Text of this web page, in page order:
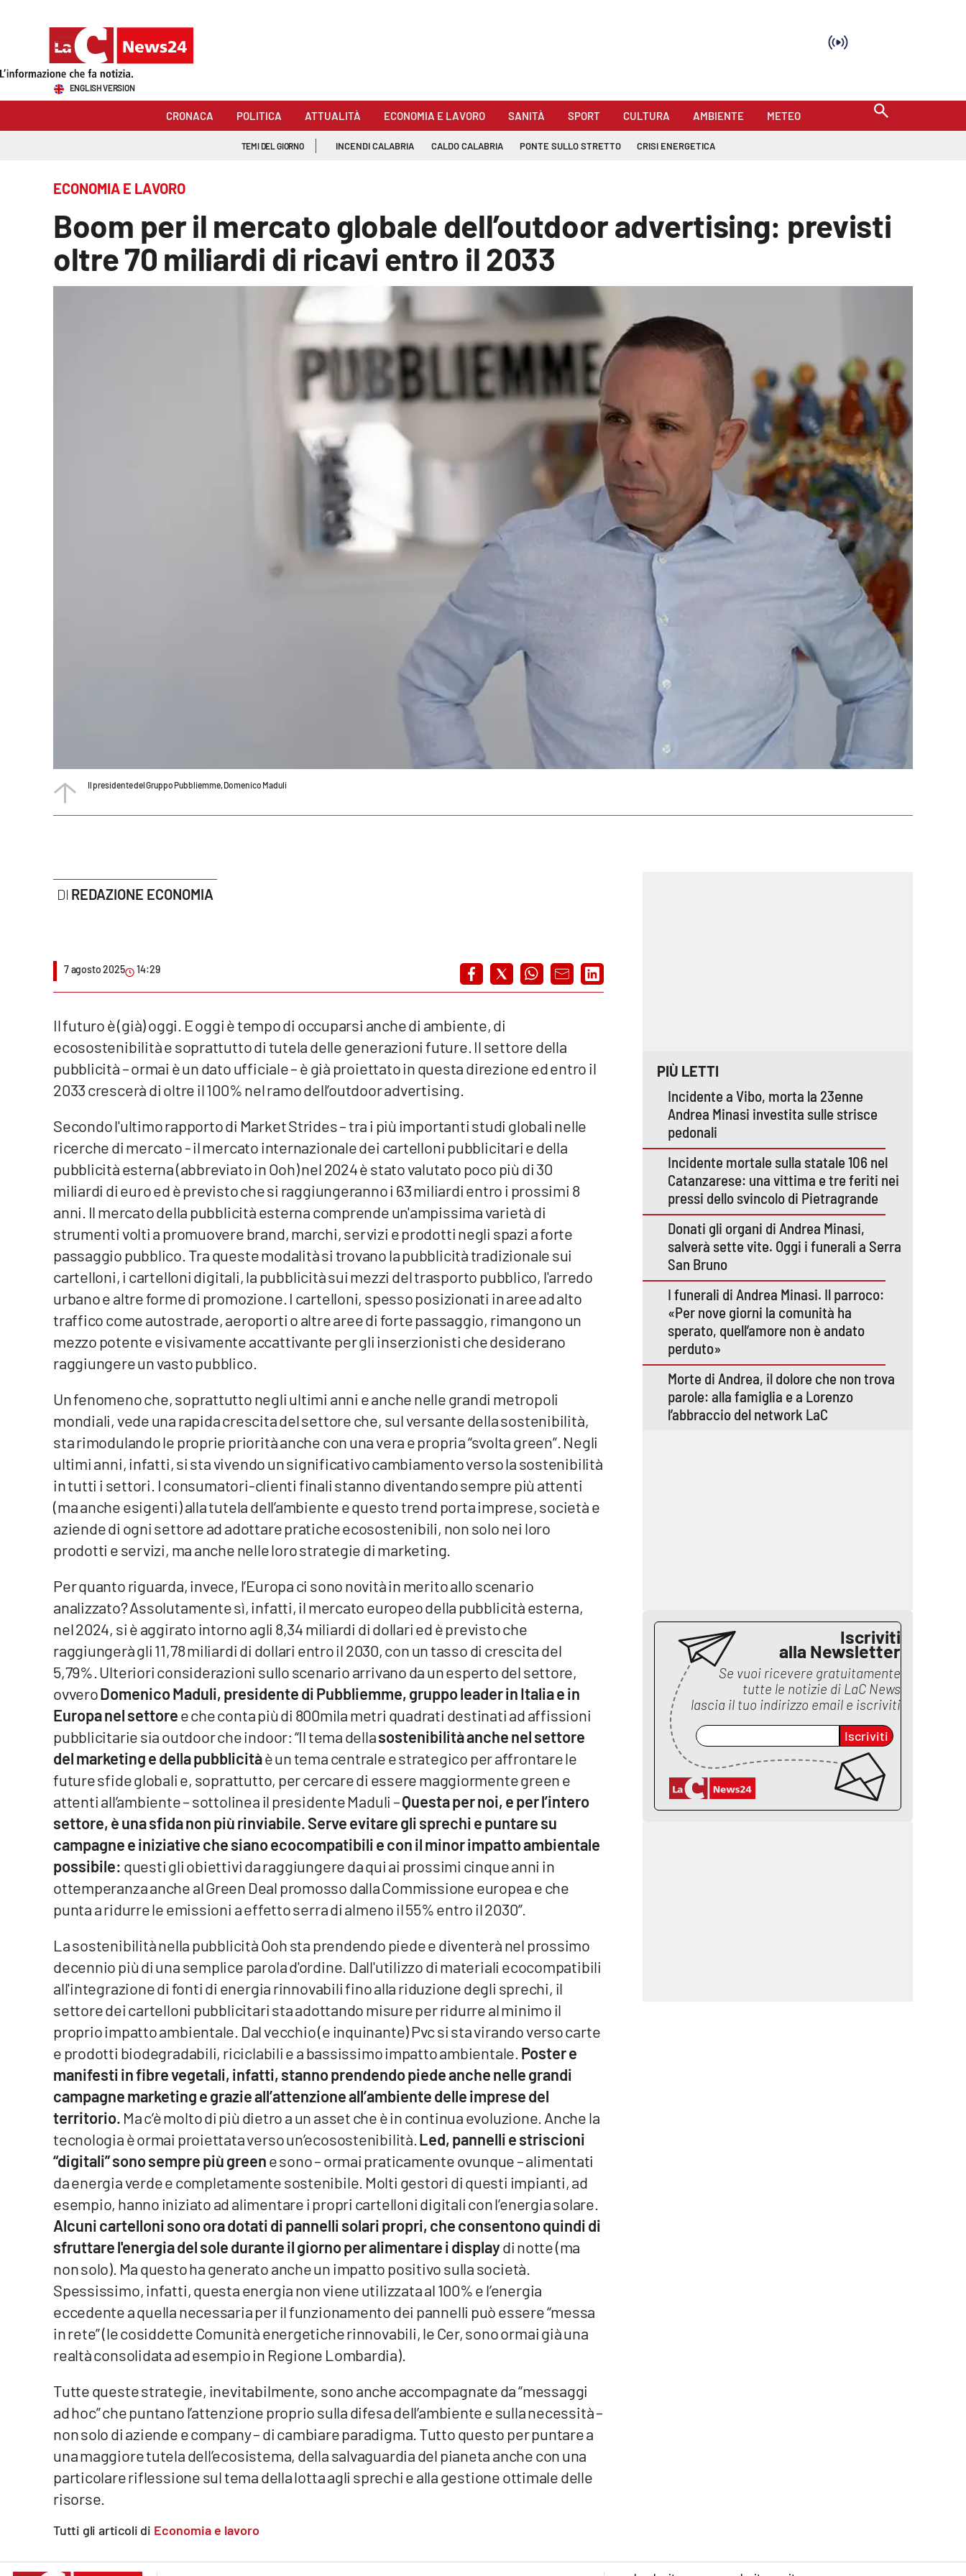
Sezioni
Economia e lavoro
Rubriche
Good Morning Vietnam
Leggendo Alvaro insieme
Venti di comunicazione
LaC Network
Vibo Valentia
Reggio Calabria
Buona Sanità Calabria
Calabriavisione
Destinazioni
Lacitymag.it
Lacapitalenews.it
Cosenzachannel.it
Catanzarochannel.it
Cookie policy
ENGLISH VERSION
CRONACA POLITICA ATTUALITÀ ECONOMIA E LAVORO SANITÀ SPORT CULTURA AMBIENTE METEO
TEMI DEL GIORNO INCENDI CALABRIA CALDO CALABRIA PONTE SULLO STRETTO CRISI ENERGETICA
ECONOMIA E LAVORO
Boom per il mercato globale dell’outdoor advertising: previsti
oltre 70 miliardi di ricavi entro il 2033
Il presidente del Gruppo Pubbliemme, Domenico Maduli
REDAZIONE ECONOMIA
7 agosto 2025 14:29
Tutti gli articoli di Economia e lavoro
Il futuro è (già) oggi. E oggi è tempo di occuparsi anche di ambiente, di
ecosostenibilità e soprattutto di tutela delle generazioni future. Il settore della
pubblicità – ormai è un dato ufficiale – è già proiettato in questa direzione ed entro il
2033 crescerà di oltre il 100% nel ramo dell’outdoor advertising.
Secondo l'ultimo rapporto di Market Strides – tra i più importanti studi globali nelle
ricerche di mercato - il mercato internazionale dei cartelloni pubblicitari e della
pubblicità esterna (abbreviato in Ooh) nel 2024 è stato valutato poco più di 30
miliardi di euro ed è previsto che si raggiungeranno i 63 miliardi entro i prossimi 8
anni. Il mercato della pubblicità esterna comprende un'ampissima varietà di
strumenti volti a promuovere brand, marchi, servizi e prodotti negli spazi a forte
passaggio pubblico. Tra queste modalità si trovano la pubblicità tradizionale sui
cartelloni, i cartelloni digitali, la pubblicità sui mezzi del trasporto pubblico, l'arredo
urbano e altre forme di promozione. I cartelloni, spesso posizionati in aree ad alto
traffico come autostrade, aeroporti o altre aree di forte passaggio, rimangono un
mezzo potente e visivamente accattivante per gli inserzionisti che desiderano
raggiungere un vasto pubblico.
Un fenomeno che, soprattutto negli ultimi anni e anche nelle grandi metropoli
mondiali, vede una rapida crescita del settore che, sul versante della sostenibilità,
sta rimodulando le proprie priorità anche con una vera e propria “svolta green”. Negli
ultimi anni, infatti, si sta vivendo un significativo cambiamento verso la sostenibilità
in tutti i settori. I consumatori-clienti finali stanno diventando sempre più attenti
(ma anche esigenti) alla tutela dell’ambiente e questo trend porta imprese, società e
aziende di ogni settore ad adottare pratiche ecosostenibili, non solo nei loro
prodotti e servizi, ma anche nelle loro strategie di marketing.
Per quanto riguarda, invece, l’Europa ci sono novità in merito allo scenario
analizzato? Assolutamente sì, infatti, il mercato europeo della pubblicità esterna,
nel 2024, si è aggirato intorno agli 8,34 miliardi di dollari ed è previsto che
raggiungerà gli 11,78 miliardi di dollari entro il 2030, con un tasso di crescita del
5,79%. Ulteriori considerazioni sullo scenario arrivano da un esperto del settore,
ovveroDomenico Maduli, presidente di Pubbliemme, gruppo leader in Italia e in
Europa nel settoree che conta più di 800mila metri quadrati destinati ad affissioni
pubblicitarie sia outdoor che indoor: “Il tema dellasostenibilità anche nel settore
del marketing e della pubblicitàè un tema centrale e strategico per affrontare le
future sfide globali e, soprattutto, per cercare di essere maggiormente green e
attenti all’ambiente – sottolinea il presidente Maduli –Questa per noi, e per l’intero
settore, è una sfida non più rinviabile. Serve evitare gli sprechi e puntare su
campagne e iniziative che siano ecocompatibili e con il minor impatto ambientale
possibile: questi gli obiettivi da raggiungere da qui ai prossimi cinque anni in
ottemperanza anche al Green Deal promosso dalla Commissione europea e che
punta a ridurre le emissioni a effetto serra di almeno il 55% entro il 2030”.
La sostenibilità nella pubblicità Ooh sta prendendo piede e diventerà nel prossimo
decennio più di una semplice parola d'ordine. Dall'utilizzo di materiali ecocompatibili
all'integrazione di fonti di energia rinnovabili fino alla riduzione degli sprechi, il
settore dei cartelloni pubblicitari sta adottando misure per ridurre al minimo il
proprio impatto ambientale. Dal vecchio (e inquinante) Pvc si sta virando verso carte
e prodotti biodegradabili, riciclabili e a bassissimo impatto ambientale. Poster e
manifesti in fibre vegetali, infatti, stanno prendendo piede anche nelle grandi
campagne marketing e grazie all’attenzione all’ambiente delle imprese del
territorio. Ma c’è molto di più dietro a un asset che è in continua evoluzione. Anche la
tecnologia è ormai proiettata verso un’ecosostenibilità. Led, pannelli e striscioni
“digitali” sono sempre più greene sono – ormai praticamente ovunque – alimentati
da energia verde e completamente sostenibile. Molti gestori di questi impianti, ad
esempio, hanno iniziato ad alimentare i propri cartelloni digitali con l’energia solare.
Alcuni cartelloni sono ora dotati di pannelli solari propri, che consentono quindi di
sfruttare l'energia del sole durante il giorno per alimentare i displaydi notte (ma
non solo). Ma questo ha generato anche un impatto positivo sulla società.
Spessissimo, infatti, questa energia non viene utilizzata al 100% e l’energia
eccedente a quella necessaria per il funzionamento dei pannelli può essere “messa
in rete” (le cosiddette Comunità energetiche rinnovabili, le Cer, sono ormai già una
realtà consolidata ad esempio in Regione Lombardia).
Tutte queste strategie, inevitabilmente, sono anche accompagnate da “messaggi
ad hoc” che puntano l’attenzione proprio sulla difesa dell’ambiente e sulla necessità –
non solo di aziende e company – di cambiare paradigma. Tutto questo per puntare a
una maggiore tutela dell’ecosistema, della salvaguardia del pianeta anche con una
particolare riflessione sul tema della lotta agli sprechi e alla gestione ottimale delle
risorse.
PIÙ LETTI
Incidente a Vibo, morta la 23enne
Andrea Minasi investita sulle strisce
pedonali
Incidente mortale sulla statale 106 nel
Catanzarese: una vittima e tre feriti nei
pressi dello svincolo di Pietragrande
Donati gli organi di Andrea Minasi,
salverà sette vite. Oggi i funerali a Serra
San Bruno
I funerali di Andrea Minasi. Il parroco:
«Per nove giorni la comunità ha
sperato, quell’amore non è andato
perduto»
Morte di Andrea, il dolore che non trova
parole: alla famiglia e a Lorenzo
l’abbraccio del network LaC
Iscriviti
alla Newsletter
Se vuoi ricevere gratuitamente
tutte le notizie di LaC News
lascia il tuo indirizzo email e iscriviti
Iscriviti